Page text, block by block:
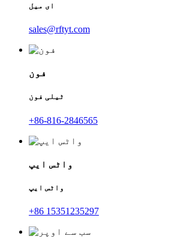
ای میل
sales@rftyt.com
فون
ٹیلی فون
+86-816-2846565
واٹس ایپ
واٹس ایپ
+86 15351235297